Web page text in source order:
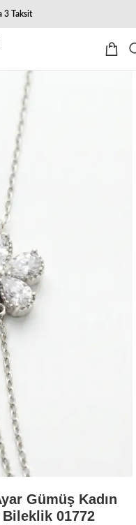
3 Taksit
Gümüş Kadın
01772